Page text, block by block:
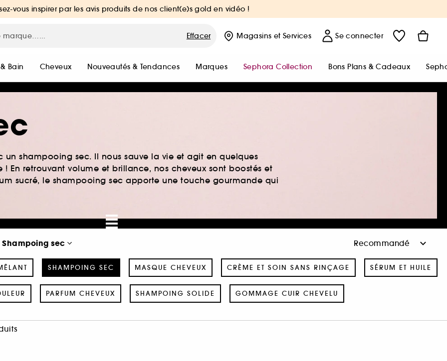
vous inspirer par les avis produits de nos client(e)s gold en vidéo !
Effacer Magasins et Services Se connecter
Bain Cheveux Nouveautés & Tendances Marques Sephora Collection Bons Plans & Cadeaux
shampooing sec. Il nous sauve la vie et agit en quelques
En retrouvant volume et brillance, nos cheveux sont boostés et
sucré, le shampooing sec apporte une touche gourmande qui
Shampoing sec
SHAMPOING SEC MASQUE CHEVEUX CRÈME ET SOIN SANS RINÇAGE SÉRUM ET HUILE
PARFUM CHEVEUX SHAMPOING SOLIDE GOMMAGE CUIR CHEVELU